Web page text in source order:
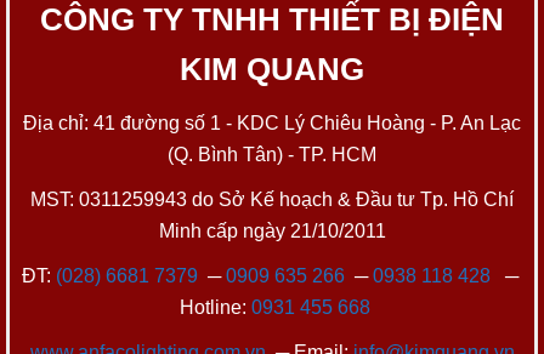
CÔNG TY TNHH THIẾT BỊ ĐIỆN
KIM QUANG
Địa chỉ: 41 đường số 1 - KDC Lý Chiêu Hoàng - P. An Lạc
(Q. Bình Tân) - TP. HCM
MST: 0311259943 do Sở Kế hoạch & Đầu tư Tp. Hồ Chí
Minh cấp ngày 21/10/2011
ĐT: (028) 6681 7379 ─0909 635 266─0938 118 428─
Hotline: 0931 455 668